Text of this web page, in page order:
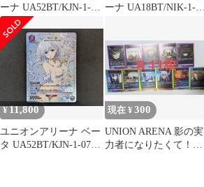
ーナ UA52BT/KJN-1-
058[R★]：(キラ)イータ
ーナ UA18BT/NIK-1-
¥11,800
ユニオンアリーナ ベー
タ UA52BT/KJN-1-073
現在 ¥300
UNION ARENA 影の実
力者になりたくて！